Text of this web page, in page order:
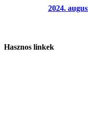
2024.
Hasznos linkek